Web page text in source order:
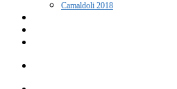
Camaldoli 2018